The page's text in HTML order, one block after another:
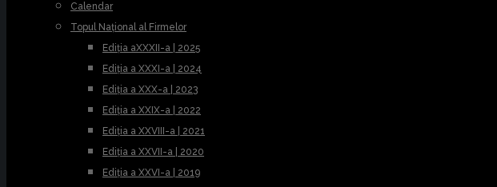
Calendar
Topul Național al Firmelor
Ediția aXXXII-a | 2025
Ediția a XXXI-a | 2024
Ediția a XXX-a | 2023
Ediția a XXIX-a | 2022
Ediția a XXVIII-a | 2021
Ediția a XXVII-a | 2020
Ediția a XXVI-a | 2019